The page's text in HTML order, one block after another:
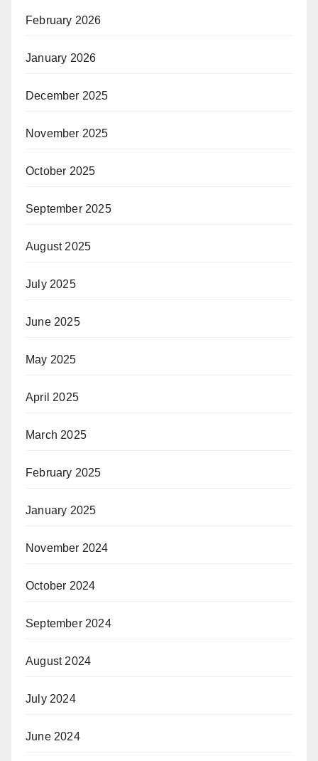
February 2026
January 2026
December 2025
November 2025
October 2025
September 2025
August 2025
July 2025
June 2025
May 2025
April 2025
March 2025
February 2025
January 2025
November 2024
October 2024
September 2024
August 2024
July 2024
June 2024